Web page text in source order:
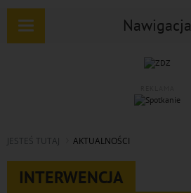
Nawigacja
Rozwiń
JESTEŚ TUTAJ AKTUALNOŚCI
INTERWENCJA